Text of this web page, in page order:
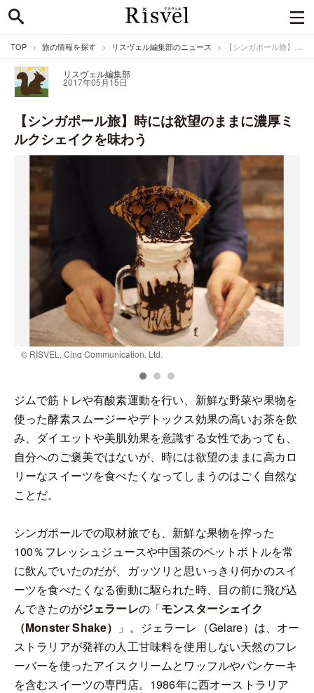
TOP 旅の情報を探す リスヴェル編集部のニュース 【シンガポール旅】時には欲望のままに濃厚ミルクシェイクを味わう
リスヴェル編集部
2017年05月15日
【シンガポール旅】時には欲望のままに濃厚ミ
ルクシェイクを味わう
© RISVEL, Cinq Communication, Ltd.
ジムで筋トレや有酸素運動を行い、新鮮な野菜や果物を
使った酵素スムージーやデトックス効果の高いお茶を飲
み、ダイエットや美肌効果を意識する女性であっても、
自分へのご褒美ではないが、時には欲望のままに高カロ
リーなスイーツを食べたくなってしまうのはごく自然な
ことだ。
シンガポールでの取材旅でも、新鮮な果物を搾った
100％フレッシュジュースや中国茶のペットボトルを常
に飲んでいたのだが、ガッツリと思いっきり何かのスイ
ーツを食べたくなる衝動に駆られた時、目の前に飛び込
んできたのがジェラーレの「モンスターシェイク
（Monster Shake）
」。ジェラーレ（Gelare）は、オー
ストラリアが発祥の人工甘味料を使用しない天然のフレ
ーバーを使ったアイスクリームとワッフルやパンケーキ
を含むスイーツの専門店。1986年に西オーストラリア